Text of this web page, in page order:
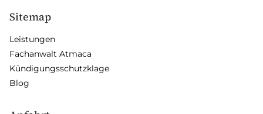
Sitemap
Leistungen
Fachanwalt Atmaca
Kündigungsschutzklage
Blog